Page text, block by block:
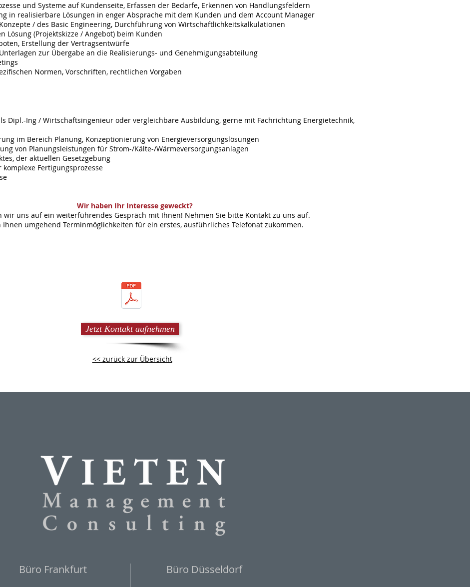
und Systeme auf Kundenseite, Erfassen der Bedarfe, Erkennen von Handlungsfeldern
in realisierbare Lösungen in enger Absprache mit dem Kunden und dem Account Manager
/ des Basic Engineering, Durchführung von Wirtschaftlichkeitskalkulationen
Lösung (Projektskizze / Angebot) beim Kunden
Erstellung der Vertragsentwürfe
zur Übergabe an die Realisierungs- und Genehmigungsabteilung
Normen, Vorschriften, rechtlichen Vorgaben
Dipl.-Ing / Wirtschaftsingenieur oder vergleichbare Ausbildung, gerne mit Fachrichtung Energietechnik,
im Bereich Planung, Konzeptionierung von Energieversorgungslösungen
von Planungsleistungen für Strom-/Kälte-/Wärmeversorgungsanlagen
der aktuellen Gesetzgebung
Fertigungsprozesse
Wir haben Ihr Interesse geweckt?
wir uns auf ein weiterführendes Gespräch mit Ihnen! Nehmen Sie bitte Kontakt zu uns auf.
Ihnen umgehend Terminmöglichkeiten für ein erstes, ausführliches Telefonat zukommen.
Jetzt Kontakt aufnehmen
<< zurück zur Übersicht
Büro Frankfurt Büro Düsseldorf